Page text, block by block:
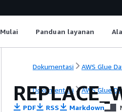
Mulai Panduan layanan
Dokumentasi AWS Glue
Dokumentasi AWS Glue
PDF RSS Markdown